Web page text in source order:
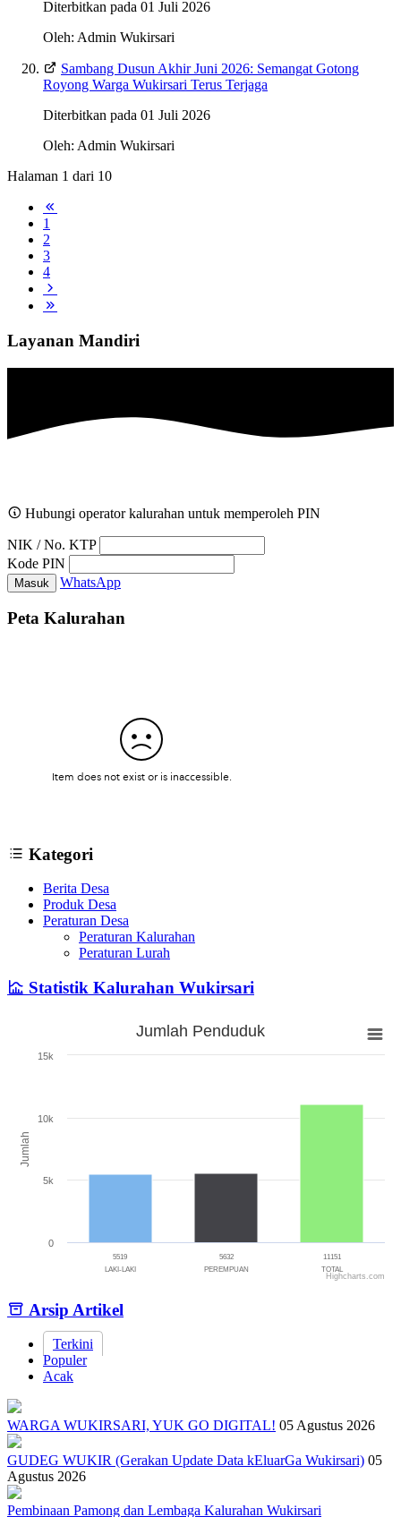
Diterbitkan pada 01 Juli 2026
Oleh: Admin Wukirsari
Sambang Dusun Akhir Juni 2026: Semangat Gotong
Royong Warga Wukirsari Terus Terjaga
Diterbitkan pada 01 Juli 2026
Oleh: Admin Wukirsari
Halaman 1 dari 10
1
2
3
4
Layanan Mandiri
Hubungi operator kalurahan untuk memperoleh PIN
NIK / No. KTP
Kode PIN
Masuk WhatsApp
Peta Kalurahan
Kategori
Berita Desa
Produk Desa
Peraturan Desa
Peraturan Kalurahan
Peraturan Lurah
Statistik Kalurahan Wukirsari
The chart has 1 Y axis displaying Jumlah. Range: 0 to 15000.
Jumlah
Jumlah Penduduk
5519
LAKI-LAKI
5632
PEREMPUAN
11151
TOTAL
0
5k
10k
15k
Highcharts.com
Arsip Artikel
Terkini
Populer
Acak
WARGA WUKIRSARI, YUK GO DIGITAL! 05 Agustus 2026
GUDEG WUKIR (Gerakan Update Data kEluarGa Wukirsari) 05
Agustus 2026
Pembinaan Pamong dan Lembaga Kalurahan Wukirsari